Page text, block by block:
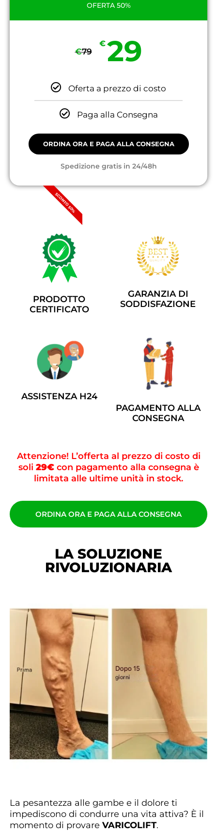
OFERTA 50%
€79
€29
Oferta a prezzo di costo
Paga alla Consegna
ORDINA ORA E PAGA ALLA CONSEGNA
Spedizione gratis in 24/48h
SCONTO 50%
PRODOTTO
CERTIFICATO
GARANZIA DI
SODDISFAZIONE
ASSISTENZA H24
PAGAMENTO ALLA
CONSEGNA
Attenzione! L’offerta al prezzo di costo di
soli 29€con pagamento alla consegna è
limitata alle ultime unità in stock.
ORDINA ORA E PAGA ALLA CONSEGNA
LA SOLUZIONE
RIVOLUZIONARIA
La pesantezza alle gambe e il dolore ti
impediscono di condurre una vita attiva? È il
momento di provare VARICOLIFT.